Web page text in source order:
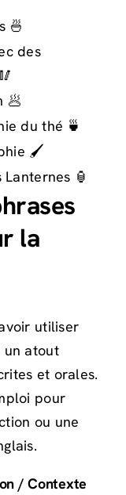
🍜
des
🥟
du thé 🍵
🖌️
🏮
la
utiliser
un atout
et orales.
pour
ou une
/ Contexte